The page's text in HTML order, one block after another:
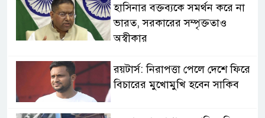
হাসিনার বক্তব্যকে সমর্থন করে না
ভারত, সরকারের সম্পৃক্ততাও
অস্বীকার
রয়টার্স: নিরাপত্তা পেলে দেশে ফিরে
বিচারের মুখোমুখি হবেন সাকিব